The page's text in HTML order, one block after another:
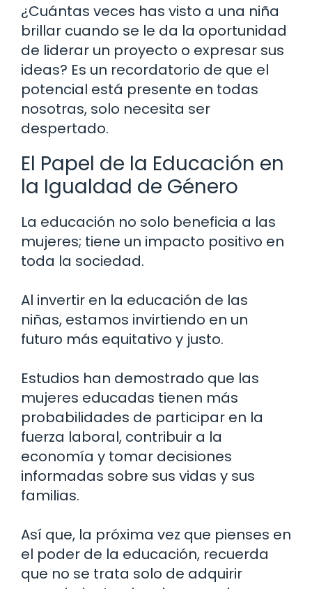
¿Cuántas veces has visto a una niña
brillar cuando se le da la oportunidad
de liderar un proyecto o expresar sus
ideas? Es un recordatorio de que el
potencial está presente en todas
nosotras, solo necesita ser
despertado.
El Papel de la Educación en
la Igualdad de Género
La educación no solo beneficia a las
mujeres; tiene un impacto positivo en
toda la sociedad.
Al invertir en la educación de las
niñas, estamos invirtiendo en un
futuro más equitativo y justo.
Estudios han demostrado que las
mujeres educadas tienen más
probabilidades de participar en la
fuerza laboral, contribuir a la
economía y tomar decisiones
informadas sobre sus vidas y sus
familias.
Así que, la próxima vez que pienses en
el poder de la educación, recuerda
que no se trata solo de adquirir